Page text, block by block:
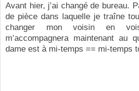
Avant hier, j’ai changé de bureau.
de pièce dans laquelle je traîne
changer mon voisin en
m’accompagnera maintenant au
dame est à mi-temps == mi-temps